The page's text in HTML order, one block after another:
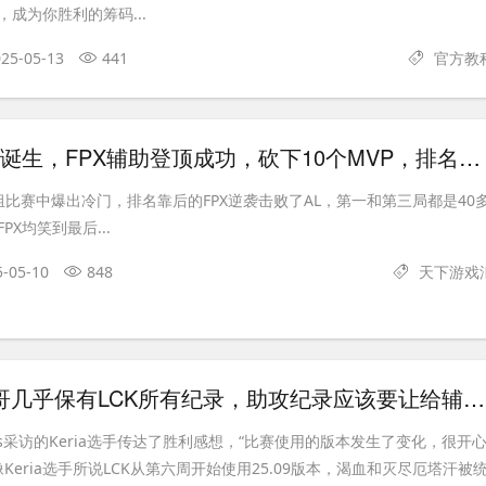
成为你胜利的筹码...
05-13 441 官方教
LPL涅槃之王诞生，FPX辅助登顶成功，砍下10个MVP，排名联盟第一
比赛中爆出冷门，排名靠后的FPX逆袭击败了AL，第一和第三局都是40
均笑到最后...
05-10 848 天下游戏
Keria：相赫哥几乎保有LCK所有纪录，助攻纪录应该要让给辅助吧
访的Keria选手传达了胜利感想，“比赛使用的版本发生了变化，很开心
Keria选手所说LCK从第六周开始使用25.09版本，渴血和灭尽厄塔汗被